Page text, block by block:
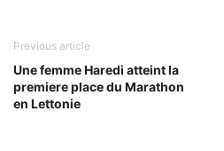
Previous article
Une femme Haredi atteint la
premiere place du Marathon
en Lettonie